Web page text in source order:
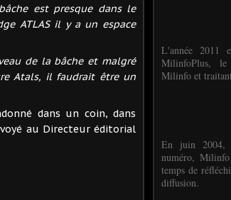
est presque dans le
ATLAS il y a un espace
de la bâche et malgré
Atals, il faudrait être un
dans un coin, dans
au Directeur éditorial
L'année 2011
MilinfoPlus, le
Milinfo et
En juin 2004,
numéro,
temps de
diffusion.